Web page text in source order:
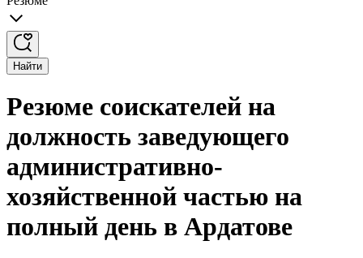
Найти
Резюме соискателей на
должность заведующего
административно-
хозяйственной частью на
полный день в Ардатове